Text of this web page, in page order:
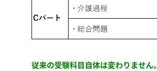
従来の受験科目自体は変わりません。